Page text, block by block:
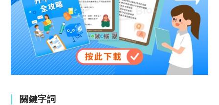
關鍵字詞